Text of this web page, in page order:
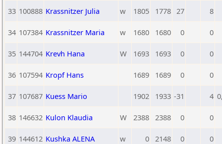
33 100888 Krassnitzer Julia w 1805 1778 27 8
34 107384 Krassnitzer Maria w 1680 1680 0 0
35 144704 Krevh Hana W 1693 1693 0 0
36 107594 Kropf Hans 1689 1689 0 0
37 107687 Kuess Mario 1902 1933 -31 4
38 146632 Kulon Klaudia W 2388 2388 0 0
39 144612 Kushka ALENA w 0 2148 0 0